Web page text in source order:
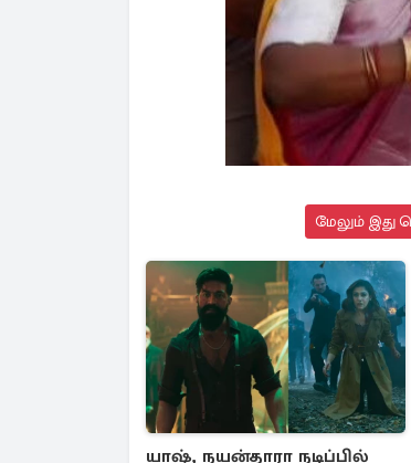
மேலும் இது
யாஷ், நயன்தாரா நடிப்பில்